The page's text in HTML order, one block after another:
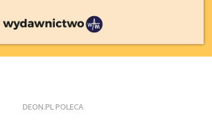
DEON.PL POLECA